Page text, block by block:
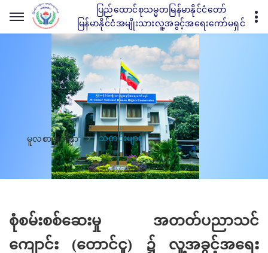
ပြည်ထောင်စုသမ္မတမြန်မာနိုင်ငံတော်
မြန်မာနိုင်ငံအမျိုးသားလူ့အခွင့်အရေးကော်မရှင်
မူလစာမျက်နှာ သတင်းများ
စုံစမ်းစစ်ဆေးမှု အတတ်ပညာသင်
ကျောင်း (တောင်ငူ) ၌ လူ့အခွင့်အရေး